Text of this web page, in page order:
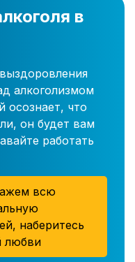
в
алкоголизмом
осознает, что
он будет вам
работать
всю
наберитесь
любви